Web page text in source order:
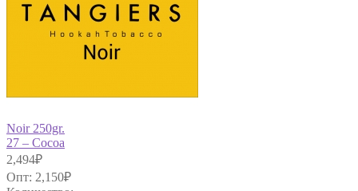
Noir 250gr.
27 – Cocoa
2,494₽
Опт: 2,150₽